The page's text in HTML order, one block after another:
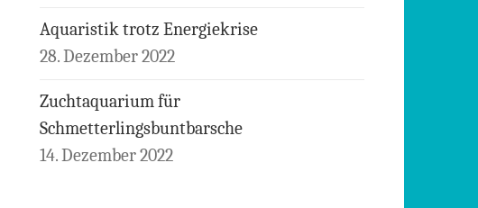
Aquaristik trotz Energiekrise
28. Dezember 2022
Zuchtaquarium für
Schmetterlingsbuntbarsche
14. Dezember 2022